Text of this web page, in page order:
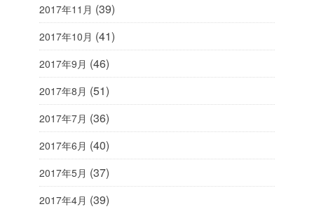
2017年11月 (39)
2017年10月 (41)
2017年9月 (46)
2017年8月 (51)
2017年7月 (36)
2017年6月 (40)
2017年5月 (37)
2017年4月 (39)